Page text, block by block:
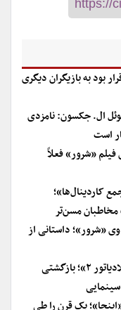
بود به بازیگران دیگری
ال. جکسون: نامزدی
است
«شرور» فعلاً
کاردینال‌ها»؛
مسن‌تر
«شرور»؛ داستانی از
ترجمه اختصاصی سینماسینما/ «گلادیاتور ۲»؛ بازگشتی
یک قرن را طی